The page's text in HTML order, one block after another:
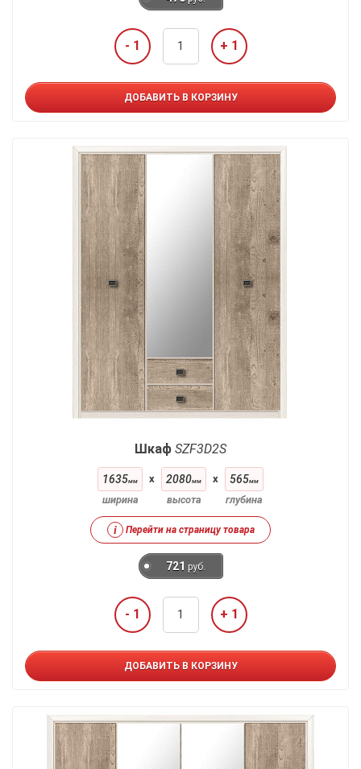
- 1 + 1
ДОБАВИТЬ В КОРЗИНУ
Шкаф SZF3D2S
1635мм
ширина
x 2080мм
высота
x 565мм
глубина
i Перейти на страницу товара
721 руб.
- 1 + 1
ДОБАВИТЬ В КОРЗИНУ